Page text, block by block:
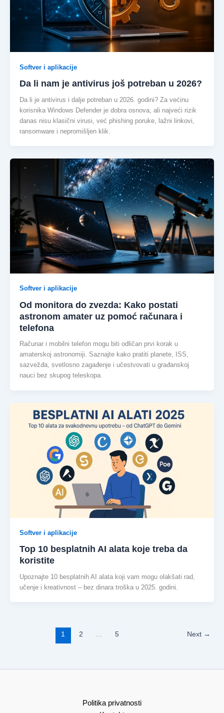
Softver i aplikacije
Da li nam je antivirus još potreban u 2026?
Da li je antivirus i dalje potreban u 2026. godini? Za većinu
korisnika Windows Defender je dobra osnova, ali najveći rizik
danas nisu klasični virusi, već phishing poruke, lažni linkovi,
ransomware i nepromišljen klik.
Softver i aplikacije
Od monitora do zvezda: Kako postati
astronom amater uz pomoć računara i
telefona
Računar i mobilni telefon mogu biti odličan prvi korak u
amaterskoj astronomiji. Saznajte kako pratiti planete, ISS,
sazvežđa, svetlosno zagađenje i učestvovati u građanskoj
nauci bez skupog teleskopa.
Softver i aplikacije
Top 10 besplatnih AI alata koje treba da
koristite
Upoznajte 10 besplatnih AI alata koji vam mogu olakšati rad,
učenje i kreativnost – bez dinara troška u 2025. godini.
1 2 … 5 Next →
Politika privatnosti